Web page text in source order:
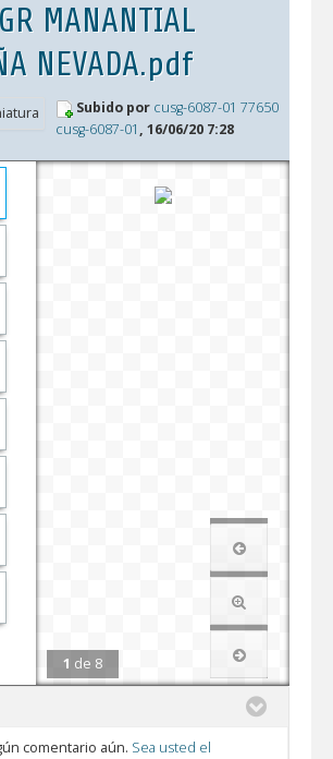
MANANTIAL
NEVADA.pdf
Subido por cusg-6087-01 77650
cusg-6087-01 , 16/06/20 7:28
1 de 8
comentario aún. Sea usted el